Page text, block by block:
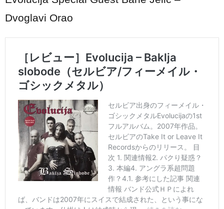
Dvoglavi Orao